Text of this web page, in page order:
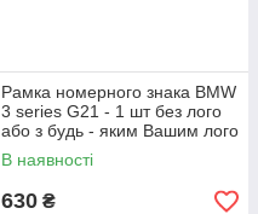
Рамка номерного знака BMW
3 series G21 - 1 шт без лого
або з будь - яким Вашим лого
В наявності
630 ₴